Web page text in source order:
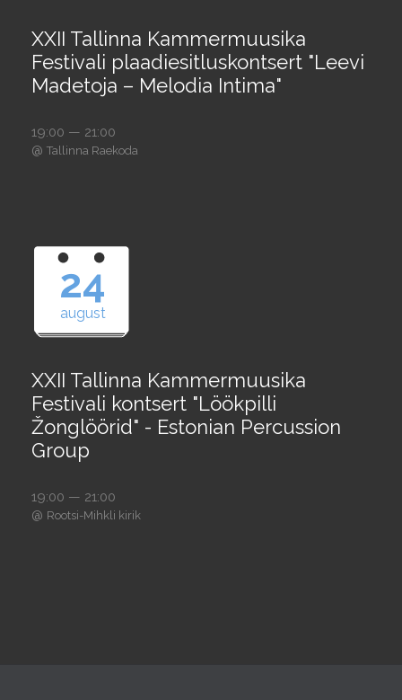
XXII Tallinna Kammermuusika
Festivali plaadiesitluskontsert "Leevi
Madetoja – Melodia Intima"
19:00 — 21:00
@ Tallinna Raekoda
24
august
XXII Tallinna Kammermuusika
Festivali kontsert "Löökpilli
Žonglöörid" - Estonian Percussion
Group
19:00 — 21:00
@ Rootsi-Mihkli kirik